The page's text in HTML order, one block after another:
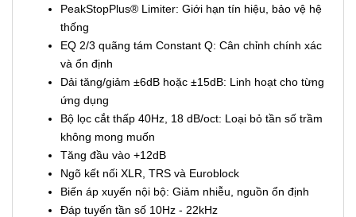
PeakStopPlus® Limiter: Giới hạn tín hiệu, bảo vệ hệ
thống
EQ 2/3 quãng tám Constant Q: Cân chỉnh chính xác
và ổn định
Dải tăng/giảm ±6dB hoặc ±15dB: Linh hoạt cho từng
ứng dụng
Bộ lọc cắt thấp 40Hz, 18 dB/oct: Loại bỏ tần số trầm
không mong muốn
Tăng đầu vào +12dB
Ngõ kết nối XLR, TRS và Euroblock
Biến áp xuyến nội bộ: Giảm nhiễu, nguồn ổn định
Đáp tuyến tần số 10Hz - 22kHz